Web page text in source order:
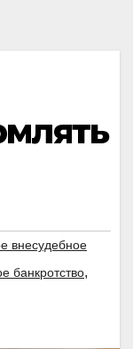
внесудебное
банкротство,